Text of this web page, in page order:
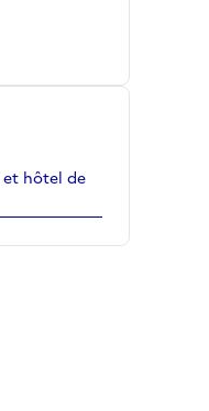
et hôtel de